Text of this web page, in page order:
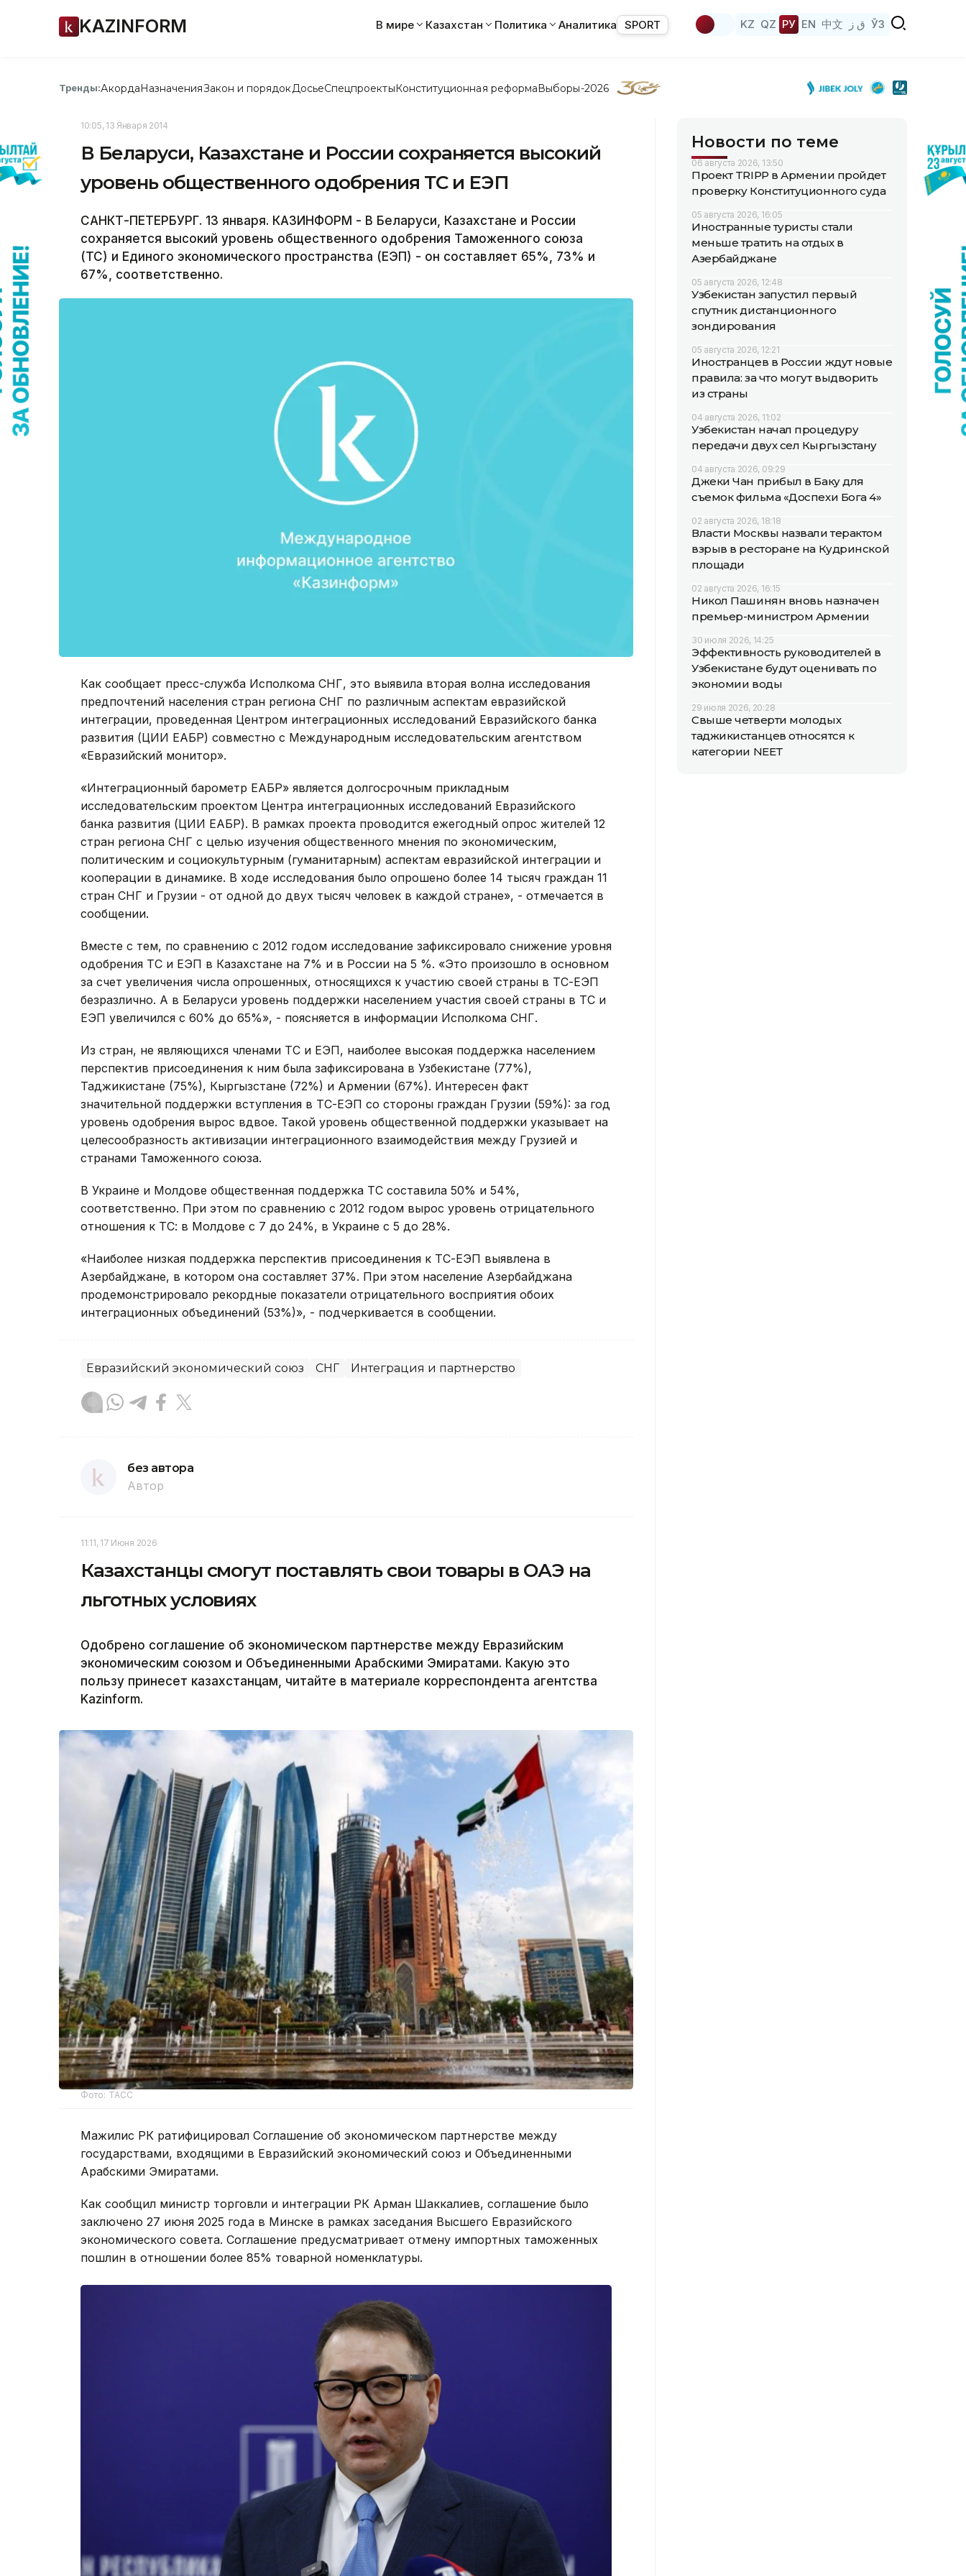
KAZINFORM В мире Казахстан Политика Аналитика SPORT KZ QZ РУ EN 中文 ق ز ЎЗ
Тренды:АкордаНазначенияЗакон и порядок ДосьеСпецпроектыКонституционная реформаВыборы-2026
10:05, 13 Января 2014
В Беларуси, Казахстане и России сохраняется высокий
уровень общественного одобрения ТС и ЕЭП
САНКТ-ПЕТЕРБУРГ. 13 января. КАЗИНФОРМ - В Беларуси, Казахстане и России
сохраняется высокий уровень общественного одобрения Таможенного союза
(ТС) и Единого экономического пространства (ЕЭП) - он составляет 65%, 73% и
67%, соответственно.
Как сообщает пресс-служба Исполкома СНГ, это выявила вторая волна исследования
предпочтений населения стран региона СНГ по различным аспектам евразийской
интеграции, проведенная Центром интеграционных исследований Евразийского банка
развития (ЦИИ ЕАБР) совместно с Международным исследовательским агентством
«Евразийский монитор».
«Интеграционный барометр ЕАБР» является долгосрочным прикладным
исследовательским проектом Центра интеграционных исследований Евразийского
банка развития (ЦИИ ЕАБР). В рамках проекта проводится ежегодный опрос жителей 12
стран региона СНГ с целью изучения общественного мнения по экономическим,
политическим и социокультурным (гуманитарным) аспектам евразийской интеграции и
кооперации в динамике. В ходе исследования было опрошено более 14 тысяч граждан 11
стран СНГ и Грузии - от одной до двух тысяч человек в каждой стране», - отмечается в
сообщении.
Вместе с тем, по сравнению с 2012 годом исследование зафиксировало снижение уровня
одобрения ТС и ЕЭП в Казахстане на 7% и в России на 5 %. «Это произошло в основном
за счет увеличения числа опрошенных, относящихся к участию своей страны в ТС-ЕЭП
безразлично. А в Беларуси уровень поддержки населением участия своей страны в ТС и
ЕЭП увеличился с 60% до 65%», - поясняется в информации Исполкома СНГ.
Из стран, не являющихся членами ТС и ЕЭП, наиболее высокая поддержка населением
перспектив присоединения к ним была зафиксирована в Узбекистане (77%),
Таджикистане (75%), Кыргызстане (72%) и Армении (67%). Интересен факт
значительной поддержки вступления в ТС-ЕЭП со стороны граждан Грузии (59%): за год
уровень одобрения вырос вдвое. Такой уровень общественной поддержки указывает на
целесообразность активизации интеграционного взаимодействия между Грузией и
странами Таможенного союза.
В Украине и Молдове общественная поддержка ТС составила 50% и 54%,
соответственно. При этом по сравнению с 2012 годом вырос уровень отрицательного
отношения к ТС: в Молдове с 7 до 24%, в Украине с 5 до 28%.
«Наиболее низкая поддержка перспектив присоединения к ТС-ЕЭП выявлена в
Азербайджане, в котором она составляет 37%. При этом население Азербайджана
продемонстрировало рекордные показатели отрицательного восприятия обоих
интеграционных объединений (53%)», - подчеркивается в сообщении.
Евразийский экономический союз СНГ Интеграция и партнерство
без автора
Автор
11:11, 17 Июня 2026
Казахстанцы смогут поставлять свои товары в ОАЭ на
льготных условиях
Одобрено соглашение об экономическом партнерстве между Евразийским
экономическим союзом и Объединенными Арабскими Эмиратами. Какую это
пользу принесет казахстанцам, читайте в материале корреспондента агентства
Kazinform.
Фото: ТАСС
Мажилис РК ратифицировал Соглашение об экономическом партнерстве между
государствами, входящими в Евразийский экономический союз и Объединенными
Арабскими Эмиратами.
Как сообщил министр торговли и интеграции РК Арман Шаккалиев, соглашение было
заключено 27 июня 2025 года в Минске в рамках заседания Высшего Евразийского
экономического совета. Соглашение предусматривает отмену импортных таможенных
пошлин в отношении более 85% товарной номенклатуры.
Новости по теме
06 августа 2026, 13:50
Проект TRIPP в Армении пройдет
проверку Конституционного суда
05 августа 2026, 16:05
Иностранные туристы стали
меньше тратить на отдых в
Азербайджане
05 августа 2026, 12:48
Узбекистан запустил первый
спутник дистанционного
зондирования
05 августа 2026, 12:21
Иностранцев в России ждут новые
правила: за что могут выдворить
из страны
04 августа 2026, 11:02
Узбекистан начал процедуру
передачи двух сел Кыргызстану
04 августа 2026, 09:29
Джеки Чан прибыл в Баку для
съемок фильма «Доспехи Бога 4»
02 августа 2026, 18:18
Власти Москвы назвали терактом
взрыв в ресторане на Кудринской
площади
02 августа 2026, 16:15
Никол Пашинян вновь назначен
премьер-министром Армении
30 июля 2026, 14:25
Эффективность руководителей в
Узбекистане будут оценивать по
экономии воды
29 июля 2026, 20:28
Свыше четверти молодых
таджикистанцев относятся к
категории NEET